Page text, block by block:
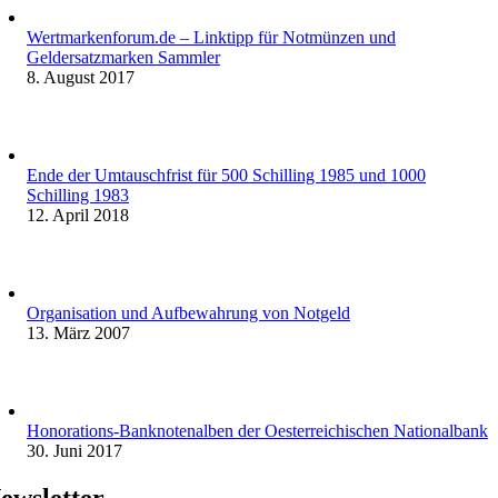
Wertmarkenforum.de – Linktipp für Notmünzen und
Geldersatzmarken Sammler
8. August 2017
Ende der Umtauschfrist für 500 Schilling 1985 und 1000
Schilling 1983
12. April 2018
Organisation und Aufbewahrung von Notgeld
13. März 2007
Honorations-Banknotenalben der Oesterreichischen Nationalbank
30. Juni 2017